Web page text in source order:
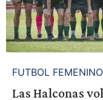
FUTBOL FEMENINO
Las Halconas